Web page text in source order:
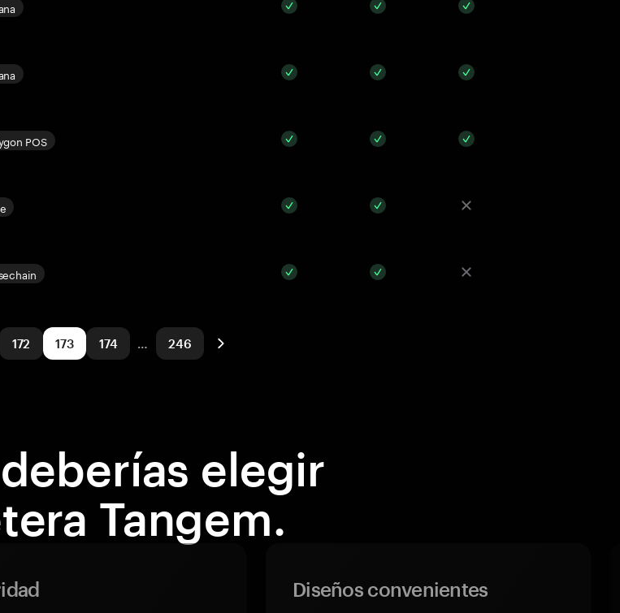
POS
172 173 174 … 246
elegir
Tangem.
Diseños convenientes